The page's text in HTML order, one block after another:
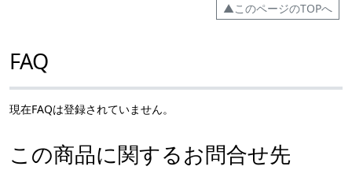
▲このページのTOPへ
FAQ
現在FAQは登録されていません。
この商品に関するお問合せ先